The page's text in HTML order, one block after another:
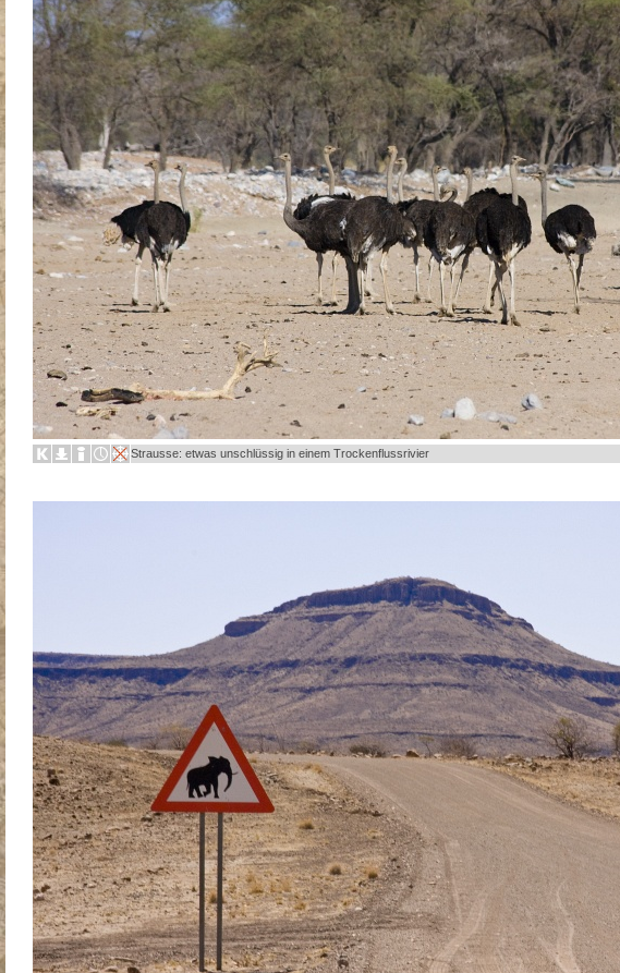
Strausse: etwas unschlüssig in einem Trockenflussrivier